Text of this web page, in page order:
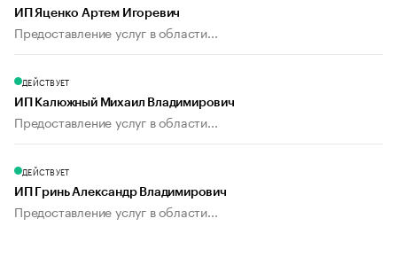
ИП Яценко Артем Игоревич
Предоставление услуг в области...
ДЕЙСТВУЕТ
ИП Калюжный Михаил Владимирович
Предоставление услуг в области...
ДЕЙСТВУЕТ
ИП Гринь Александр Владимирович
Предоставление услуг в области...